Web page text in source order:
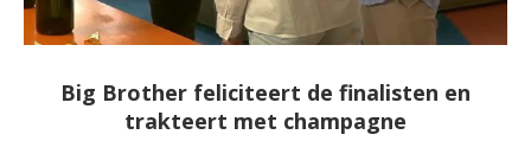
Big Brother feliciteert de finalisten en
trakteert met champagne